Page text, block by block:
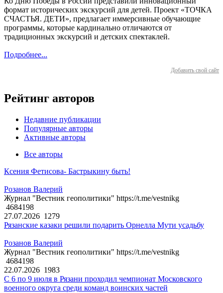
формат исторических экскурсий для детей. Проект «ТОЧКА
СЧАСТЬЯ. ДЕТИ», предлагает иммерсивные обучающие
программы, которые кардинально отличаются от
традиционных экскурсий и детских спектаклей.
Подробнее...
Добавить свой сайт
Рейтинг авторов
Недавние публикации
Популярные авторы
Активные авторы
Все авторы
Ксения Фетисова- Бастрыкину быть!
Розанов Валерий
Журнал "Вестник геополитики" https://t.me/vestnikg
4684198
27.07.2026 1279
Рязанские казаки решили подарить Орнелла Мути усадьбу
Розанов Валерий
Журнал "Вестник геополитики" https://t.me/vestnikg
4684198
22.07.2026 1983
С 6 по 9 июля в Рязани проходил чемпионат Московского
военного округа среди команд воинских частей